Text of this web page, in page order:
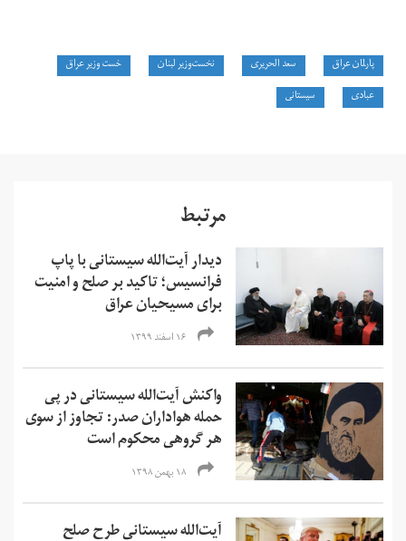
پارلمان عراق سعد الحریری نخست‌وزیر لبنان
خست وزیر عراق
عبادی
سیستانی
مرتبط
دیدار آیت‌الله سیستانی با پاپ
فرانسیس؛ تاکید بر صلح و امنیت
برای مسیحیان عراق
۱۶ اسفند ۱۳۹۹
واکنش آیت‌الله سیستانی در پی
حمله هواداران صدر: تجاوز از سوی
هر گروهی محکوم است
۱۸ بهمن ۱۳۹۸
آیت‌الله سیستانی طرح صلح